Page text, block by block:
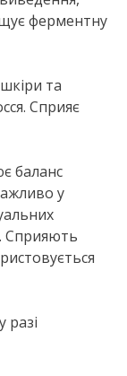
ферментну
та
Сприяє
баланс
у
Сприяють
разі